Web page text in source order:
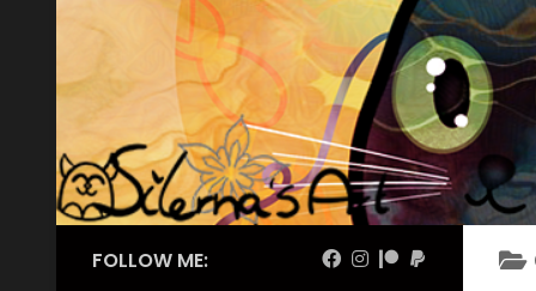
Skip to content
FOLLOW ME: